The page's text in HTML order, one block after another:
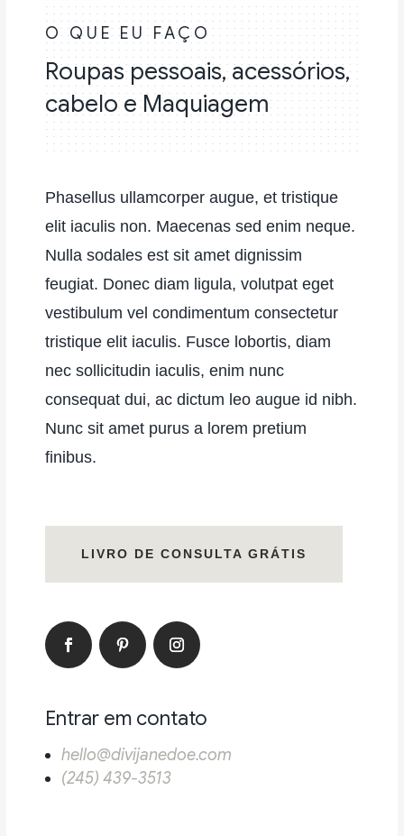
O QUE EU FAÇO
Roupas pessoais, acessórios,
cabelo e Maquiagem
Phasellus ullamcorper augue, et tristique
elit iaculis non. Maecenas sed enim neque.
Nulla sodales est sit amet dignissim
feugiat. Donec diam ligula, volutpat eget
vestibulum vel condimentum consectetur
tristique elit iaculis. Fusce lobortis, diam
nec sollicitudin iaculis, enim nunc
consequat dui, ac dictum leo augue id nibh.
Nunc sit amet purus a lorem pretium
finibus.
LIVRO DE CONSULTA GRÁTIS
Entrar em contato
hello@divijanedoe.com
(245) 439-3513